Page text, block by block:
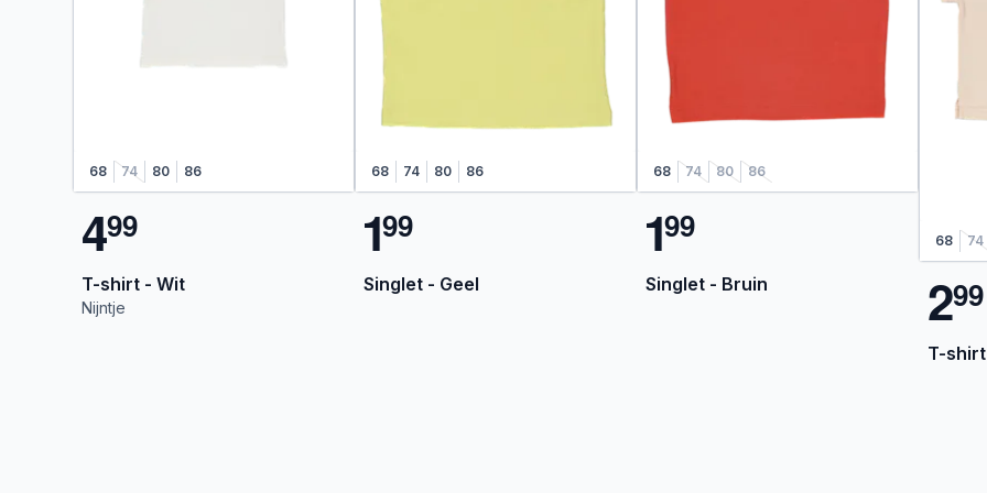
68 74 80 86
499
T-shirt - Wit
Nijntje
68 74 80 86
199
Singlet - Geel
68 74 80 86
199
Singlet - Bruin
68 74
299
T-